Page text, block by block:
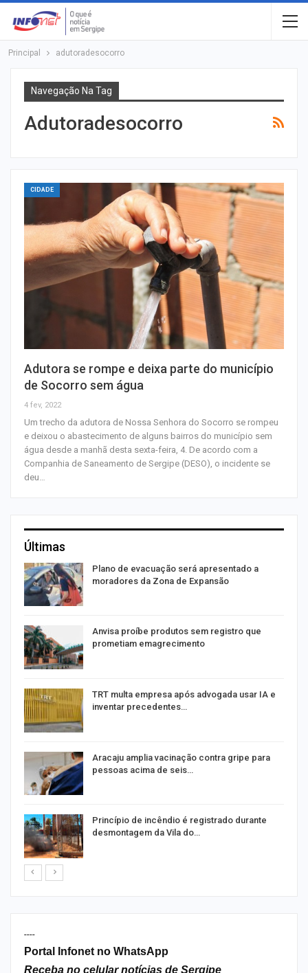
Principal adutoradesocorro
Navegação Na Tag
Adutoradesocorro
CIDADE
Adutora se rompe e deixa parte do município
de Socorro sem água
4 fev, 2022
Um trecho da adutora de Nossa Senhora do Socorro se rompeu
e deixou o abastecimento de alguns bairros do município sem
água desde a manhã desta sexta-feira, 4. De acordo com a
Companhia de Saneamento de Sergipe (DESO), o incidente se
deu…
Últimas
Plano de evacuação será apresentado a
moradores da Zona de Expansão
Anvisa proíbe produtos sem registro que
prometiam emagrecimento
TRT multa empresa após advogada usar IA e
inventar precedentes…
Aracaju amplia vacinação contra gripe para
pessoas acima de seis…
Princípio de incêndio é registrado durante
desmontagem da Vila do…
----
Portal Infonet no WhatsApp
Receba no celular notícias de Sergipe